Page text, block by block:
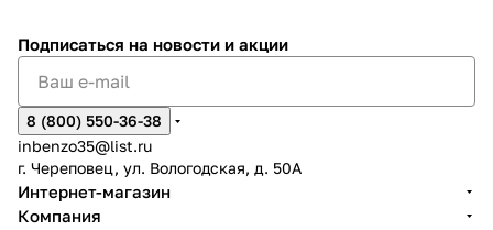
Подписаться на новости и акции
8 (800) 550-36-38
inbenzo35@list.ru
г. Череповец, ул. Вологодская, д. 50А
Интернет-магазин
Компания